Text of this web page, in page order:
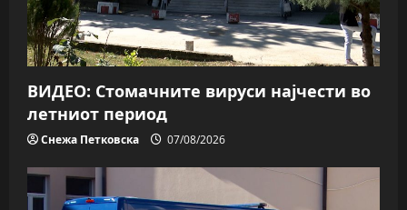
ВИДЕО: Стомачните вируси најчести во
летниот период
Снежа Петковска 07/08/2026